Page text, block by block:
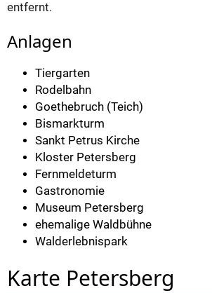
entfernt.
Anlagen
Tiergarten
Rodelbahn
Goethebruch (Teich)
Bismarkturm
Sankt Petrus Kirche
Kloster Petersberg
Fernmeldeturm
Gastronomie
Museum Petersberg
ehemalige Waldbühne
Walderlebnispark
Karte Petersberg